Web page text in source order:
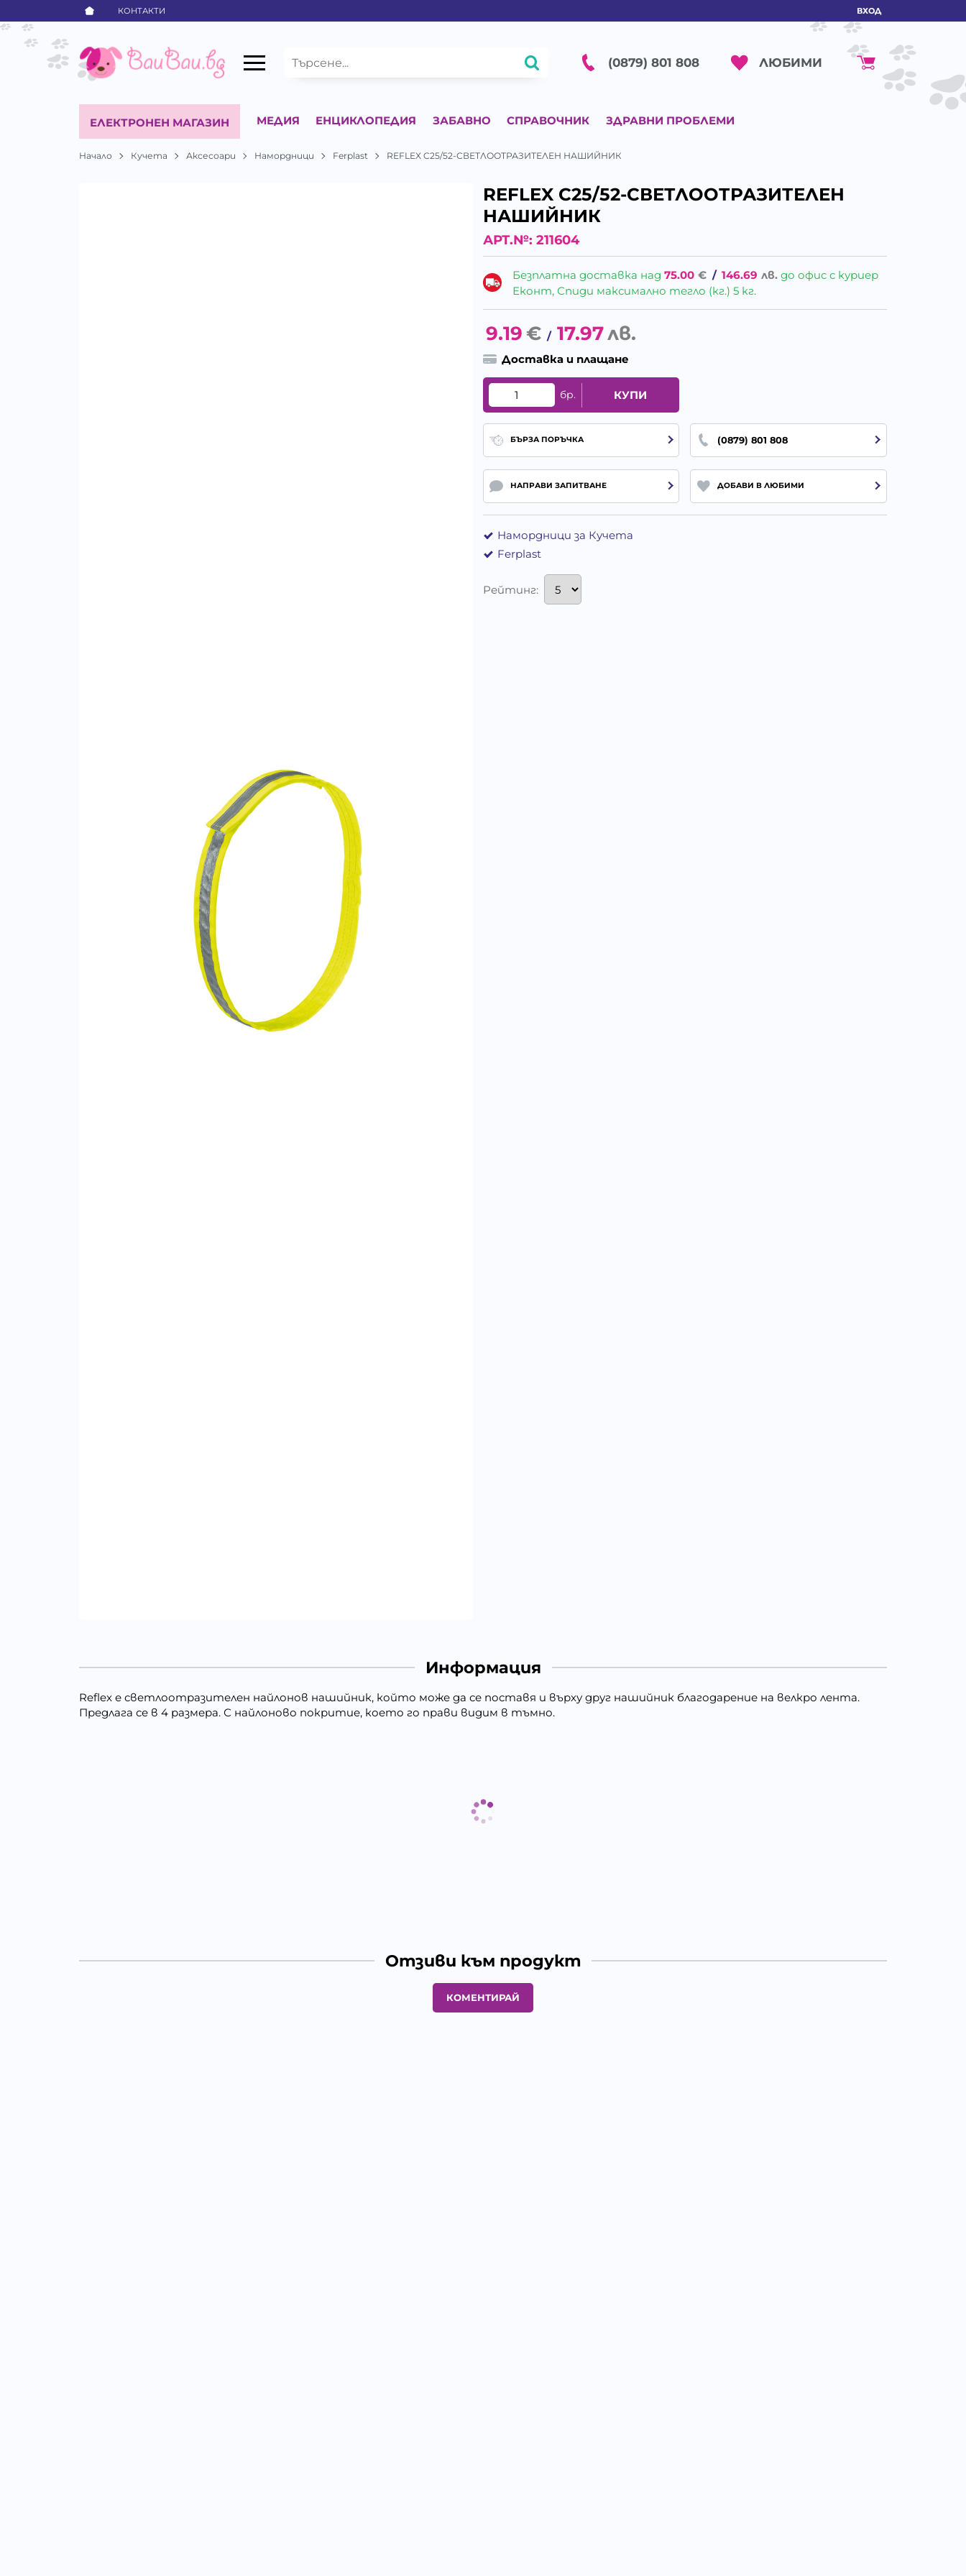
КОНТАКТИ ВХОД
(0879) 801 808 ЛЮБИМИ
ЕЛЕКТРОНЕН МАГАЗИН МЕДИЯ ЕНЦИКЛОПЕДИЯ ЗАБАВНО СПРАВОЧНИК ЗДРАВНИ ПРОБЛЕМИ
Начало Кучета Аксесоари Намордници Ferplast REFLEX C25/52-СВЕТЛООТРАЗИТЕЛЕН НАШИЙНИК
REFLEX C25/52-СВЕТЛООТРАЗИТЕЛЕН
НАШИЙНИК
АРТ.№: 211604
Безплатна доставка над75.00 € / 146.69 лв. до офис с куриер
Еконт, Спиди максимално тегло (кг.) 5 кг.
9.19€ / 17.97лв.
Доставка и плащане
бр. КУПИ
БЪРЗА ПОРЪЧКА (0879) 801 808
НАПРАВИ ЗАПИТВАНЕ ДОБАВИ В ЛЮБИМИ
Намордници за Кучета
Ferplast
Рейтинг:
Информация
Reflex е светлоотразителен найлонов нашийник, който може да се поставя и върху друг нашийник благодарение на велкро лента.
Предлага се в 4 размера. С найлоново покритие, което го прави видим в тъмно.
Отзиви към продукт
КОМЕНТИРАЙ